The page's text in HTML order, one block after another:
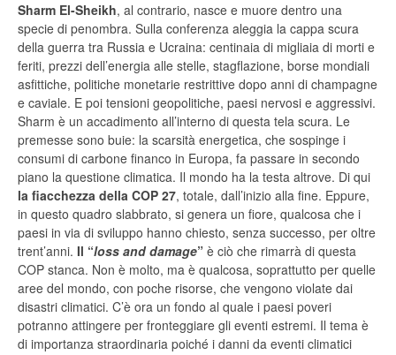
Sharm El-Sheikh, al contrario, nasce e muore dentro una
specie di penombra. Sulla conferenza aleggia la cappa scura
della guerra tra Russia e Ucraina: centinaia di migliaia di morti e
feriti, prezzi dell’energia alle stelle, stagflazione, borse mondiali
asfittiche, politiche monetarie restrittive dopo anni di champagne
e caviale. E poi tensioni geopolitiche, paesi nervosi e aggressivi.
Sharm è un accadimento all’interno di questa tela scura. Le
premesse sono buie: la scarsità energetica, che sospinge i
consumi di carbone financo in Europa, fa passare in secondo
piano la questione climatica. Il mondo ha la testa altrove. Di qui
la fiacchezza della COP 27, totale, dall’inizio alla fine. Eppure,
in questo quadro slabbrato, si genera un fiore, qualcosa che i
paesi in via di sviluppo hanno chiesto, senza successo, per oltre
trent’anni. Il “loss and damage” è ciò che rimarrà di questa
COP stanca. Non è molto, ma è qualcosa, soprattutto per quelle
aree del mondo, con poche risorse, che vengono violate dai
disastri climatici. C’è ora un fondo al quale i paesi poveri
potranno attingere per fronteggiare gli eventi estremi. Il tema è
di importanza straordinaria poiché i danni da eventi climatici